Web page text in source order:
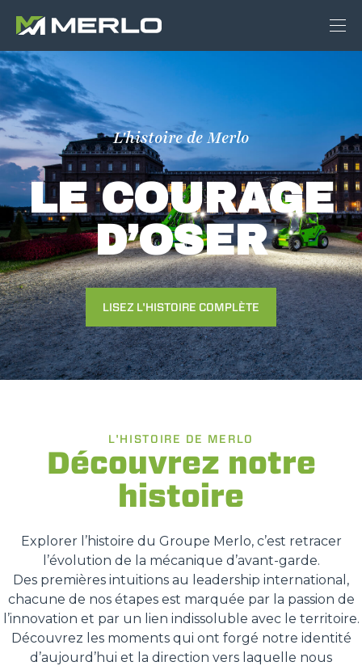
L'histoire de Merlo
LE COURAGE
D’OSER
LISEZ L'HISTOIRE COMPLÈTE
L'HISTOIRE DE MERLO
Découvrez notre
histoire
Explorer l’histoire du Groupe Merlo, c’est retracer
l’évolution de la mécanique d’avant-garde.
Des premières intuitions au leadership international,
chacune de nos étapes est marquée par la passion de
l’innovation et par un lien indissoluble avec le territoire.
Découvrez les moments qui ont forgé notre identité
d’aujourd’hui et la direction vers laquelle nous